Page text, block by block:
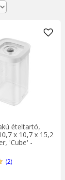
ételtartó,
x 10,7 x 15,2
'Cube' -
(2)